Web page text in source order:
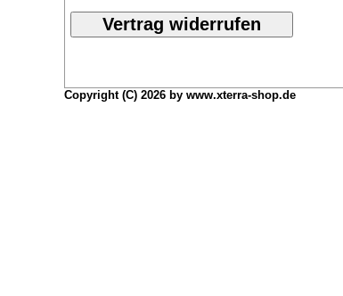
Copyright (C) 2026 by www.xterra-shop.de